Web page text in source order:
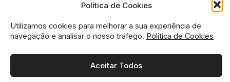
Política de Cookies
Utilizamos cookies para melhorar a sua experiência de
navegação e analisar o nosso tráfego. Política de Cookies
Aceitar Todos